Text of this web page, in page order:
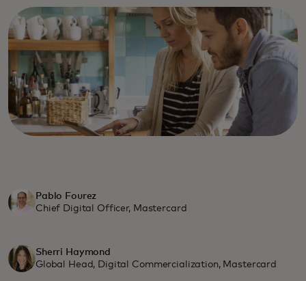
Pablo Fourez
Chief Digital Officer, Mastercard
Sherri Haymond
Global Head, Digital Commercialization, Mastercard